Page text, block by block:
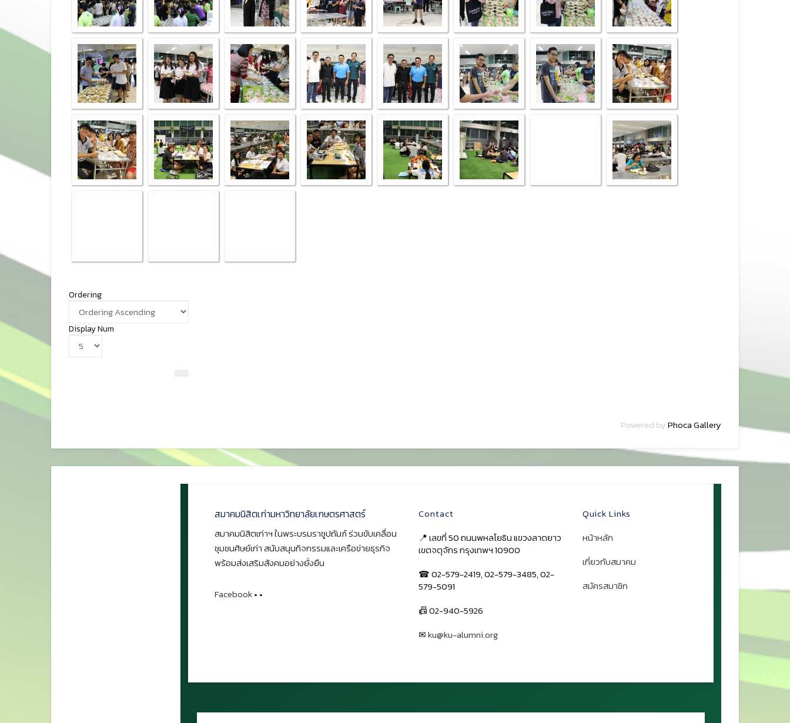
Ordering
Display Num
Powered byPhoca Gallery
สมาคมนิสิตเก่ามหาวิทยาลัยเกษตรศาสตร์
สมาคมนิสิตเก่าฯ ในพระบรมราชูปถัมภ์ ร่วมขับเคลื่อน
ชุมชนศิษย์เก่า สนับสนุนกิจกรรมและเครือข่ายธุรกิจ
พร้อมส่งเสริมสังคมอย่างยั่งยืน
Facebook• •
Contact
📍 เลขที่ 50 ถนนพหลโยธิน แขวงลาดยาว
เขตจตุจักร กรุงเทพฯ 10900
☎ 02-579-2419, 02-579-3485, 02-
579-5091
📠 02-940-5926
✉ku@ku-alumni.org
Quick Links
หน้าหลัก
เกี่ยวกับสมาคม
สมัครสมาชิก